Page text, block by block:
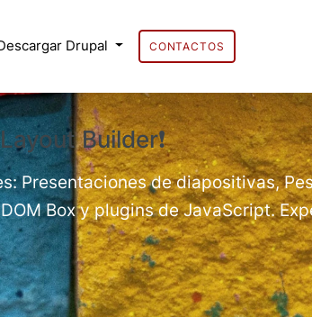
Drupal CONTACTOS
Builder❗
Presentaciones de diapositivas,
Box y plugins de JavaScript.